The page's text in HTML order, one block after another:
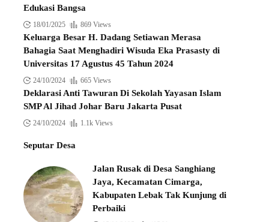
Edukasi Bangsa
18/01/2025 869 Views
Keluarga Besar H. Dadang Setiawan Merasa
Bahagia Saat Menghadiri Wisuda Eka Prasasty di
Universitas 17 Agustus 45 Tahun 2024
24/10/2024 665 Views
Deklarasi Anti Tawuran Di Sekolah Yayasan Islam
SMP Al Jihad Johar Baru Jakarta Pusat
24/10/2024 1.1k Views
Seputar Desa
Jalan Rusak di Desa Sanghiang
Jaya, Kecamatan Cimarga,
Kabupaten Lebak Tak Kunjung di
Perbaiki